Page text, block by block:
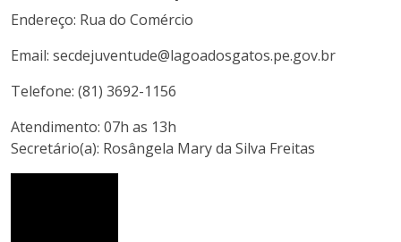
Endereço: Rua do Comércio
Email: secdejuventude@lagoadosgatos.pe.gov.br
Telefone: (81) 3692-1156
Atendimento: 07h as 13h
Secretário(a): Rosângela Mary da Silva Freitas